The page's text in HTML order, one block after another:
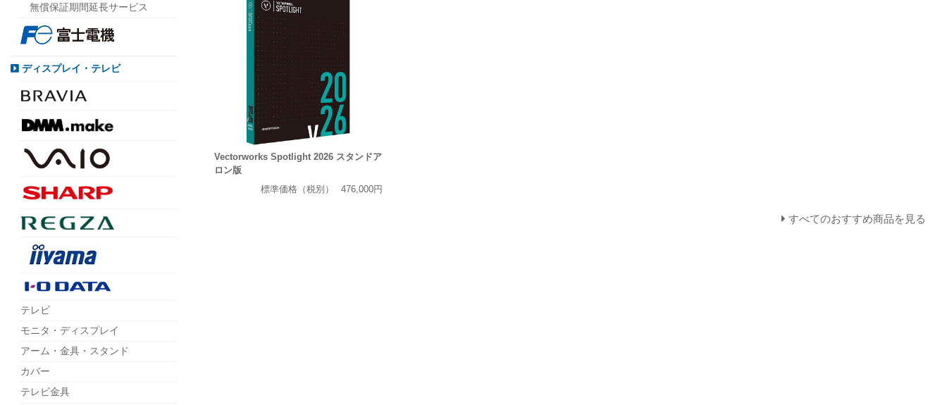
Vectorworks Spotlight 2026 スタンドア
ロン版
標準価格（税別）
476,000円
すべてのおすすめ商品を見る
無償保証期間延長サービス
ディスプレイ・テレビ
テレビ
モニタ・ディスプレイ
アーム・金具・スタンド
カバー
テレビ金具